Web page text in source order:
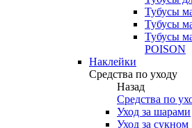
Тубусы
Тубусы
Тубусы
POISON
Наклейки
Средства по уходу
Назад
Средства по
Уход за шарами
Уход за сукном